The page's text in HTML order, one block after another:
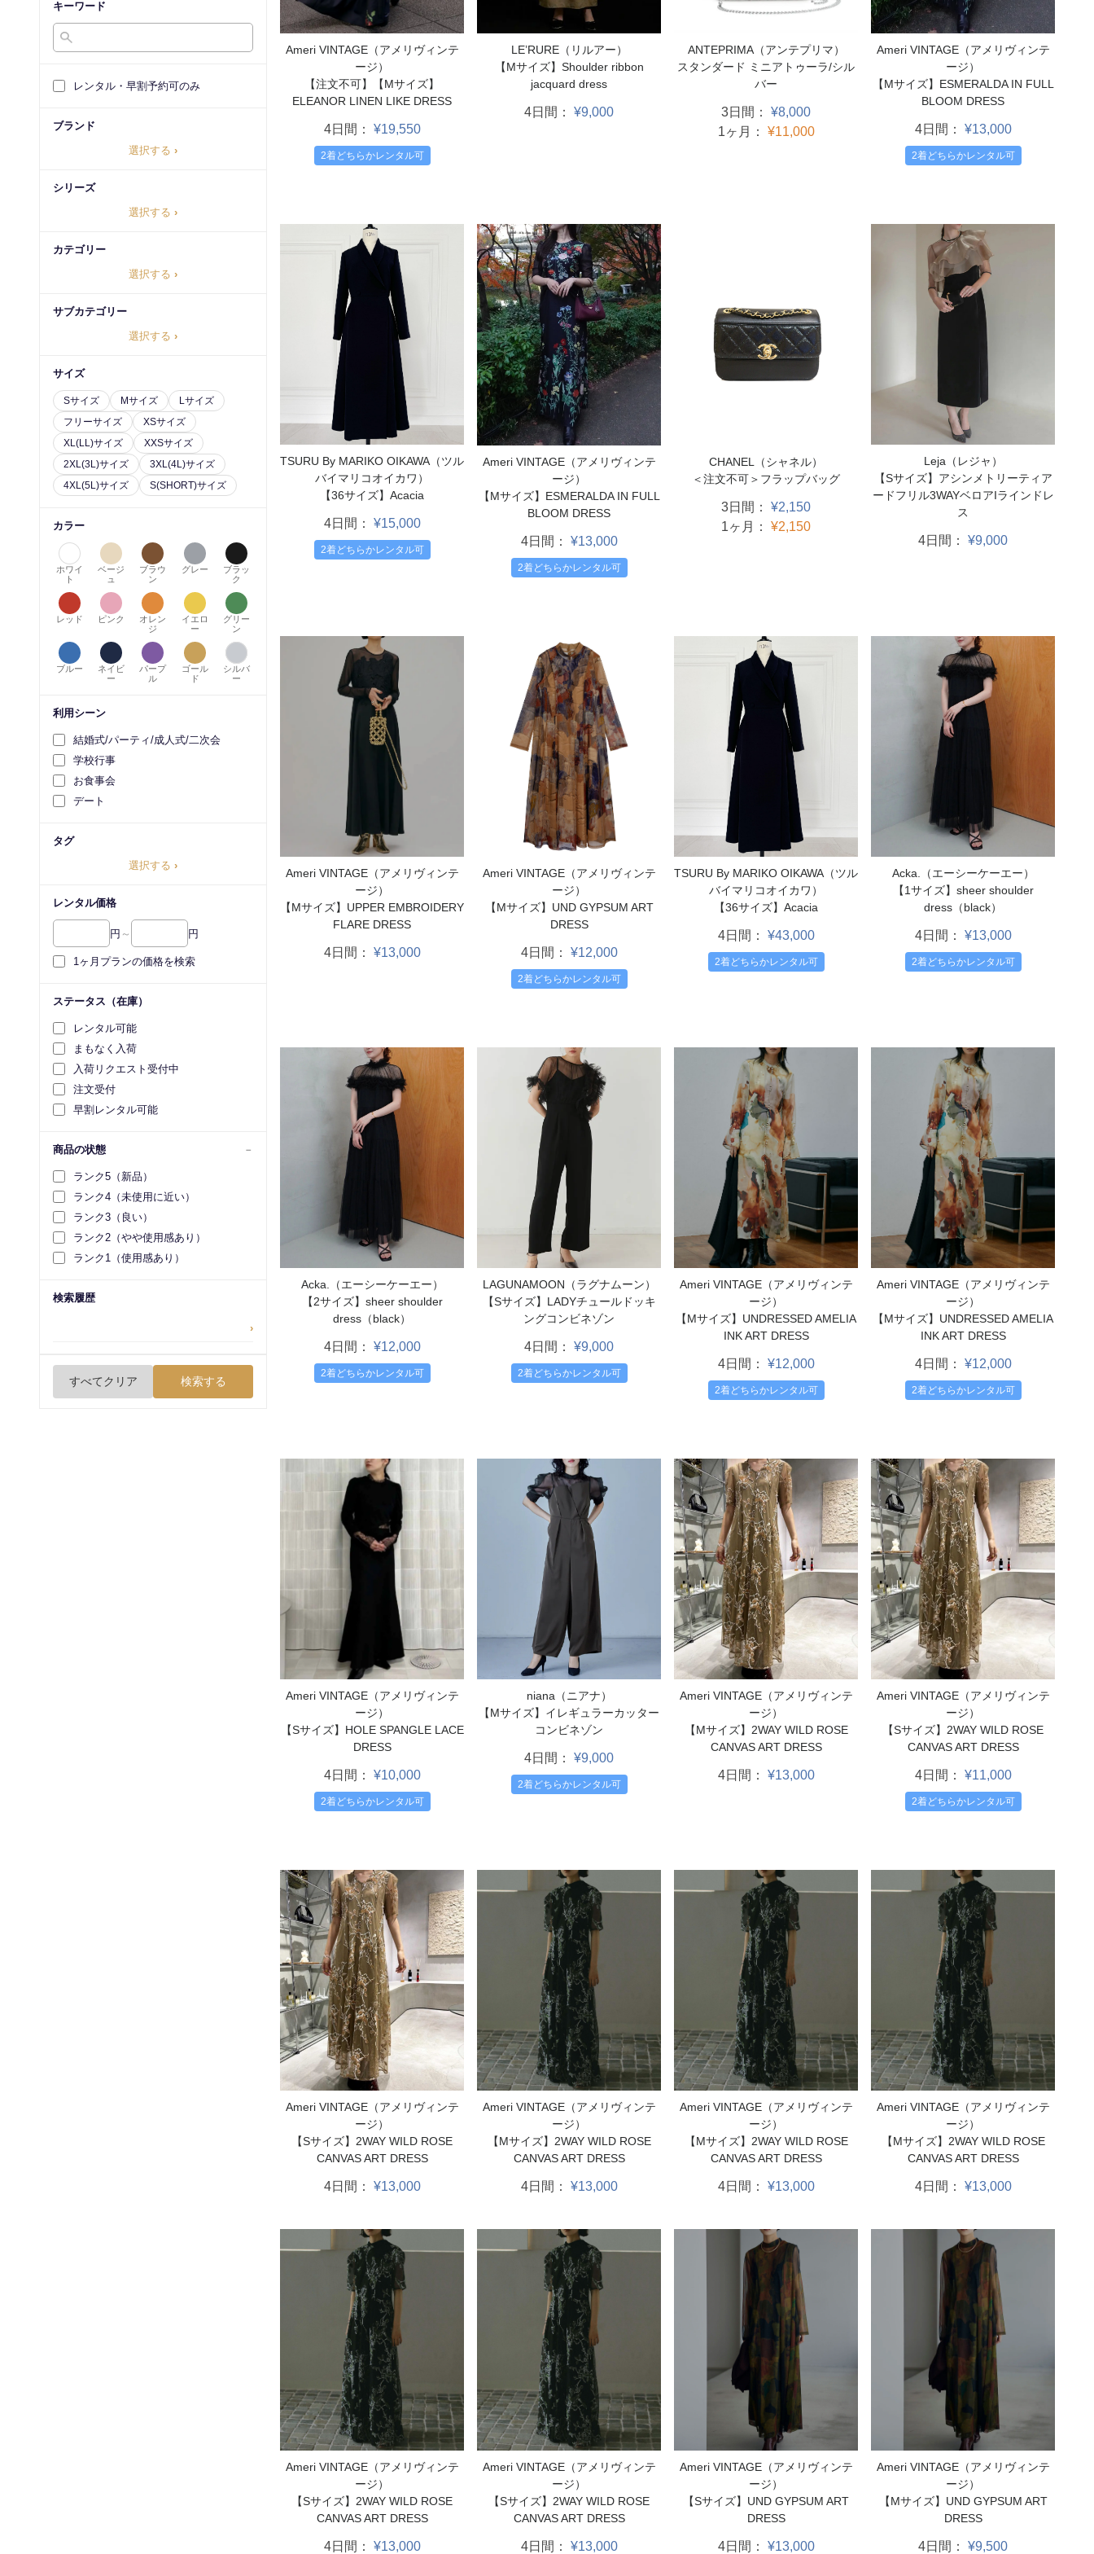
キーワード
レンタル・早割予約可のみ
ブランド
選択する ›
シリーズ
選択する ›
カテゴリー
選択する ›
サブカテゴリー
選択する ›
サイズ
Sサイズ Mサイズ
Lサイズ
フリーサイズ
XSサイズ
XL(LL)サイズ
XXSサイズ
2XL(3L)サイズ
3XL(4L)サイズ
4XL(5L)サイズ
S(SHORT)サイズ
カラー
ホワイ
ト
ベージ
ュ
ブラウ
ン
グレー
ブラッ
ク
レッド ピンク
オレン
ジ
イエロ
ー
グリー
ン
ブルー
ネイビ
ー
パープ
ル
ゴール
ド
シルバ
ー
利用シーン
結婚式/パーティ/成人式/二次会
学校行事
お食事会
デート
タグ
選択する ›
レンタル価格
円 ～ 円
1ヶ月プランの価格を検索
ステータス（在庫）
レンタル可能
まもなく入荷
入荷リクエスト受付中
注文受付
早割レンタル可能
商品の状態
ランク5（新品）
ランク4（未使用に近い）
ランク3（良い）
ランク2（やや使用感あり）
ランク1（使用感あり）
検索履歴
›
すべてクリア 検索する
Ameri VINTAGE（アメリヴィンテ
ージ）
【注文不可】【Mサイズ】
ELEANOR LINEN LIKE DRESS
4日間： ¥19,550
2着どちらかレンタル可
LE’RURE（リルアー）
【Mサイズ】Shoulder ribbon
jacquard dress
4日間： ¥9,000
ANTEPRIMA（アンテプリマ）
スタンダード ミニアトゥーラ/シル
バー
3日間： ¥8,000
1ヶ月： ¥11,000
Ameri VINTAGE（アメリヴィンテ
ージ）
【Mサイズ】ESMERALDA IN FULL
BLOOM DRESS
4日間： ¥13,000
2着どちらかレンタル可
TSURU By MARIKO OIKAWA（ツル
バイマリコオイカワ）
【36サイズ】Acacia
4日間： ¥15,000
2着どちらかレンタル可
Ameri VINTAGE（アメリヴィンテ
ージ）
【Mサイズ】ESMERALDA IN FULL
BLOOM DRESS
4日間： ¥13,000
2着どちらかレンタル可
CHANEL（シャネル）
＜注文不可＞フラップバッグ
3日間： ¥2,150
1ヶ月： ¥2,150
Leja（レジャ）
【Sサイズ】アシンメトリーティア
ードフリル3WAYベロアIラインドレ
ス
4日間： ¥9,000
Ameri VINTAGE（アメリヴィンテ
ージ）
【Mサイズ】UPPER EMBROIDERY
FLARE DRESS
4日間： ¥13,000
Ameri VINTAGE（アメリヴィンテ
ージ）
【Mサイズ】UND GYPSUM ART
DRESS
4日間： ¥12,000
2着どちらかレンタル可
TSURU By MARIKO OIKAWA（ツル
バイマリコオイカワ）
【36サイズ】Acacia
4日間： ¥43,000
2着どちらかレンタル可
Acka.（エーシーケーエー）
【1サイズ】sheer shoulder
dress（black）
4日間： ¥13,000
2着どちらかレンタル可
Acka.（エーシーケーエー）
【2サイズ】sheer shoulder
dress（black）
4日間： ¥12,000
2着どちらかレンタル可
LAGUNAMOON（ラグナムーン）
【Sサイズ】LADYチュールドッキ
ングコンビネゾン
4日間： ¥9,000
2着どちらかレンタル可
Ameri VINTAGE（アメリヴィンテ
ージ）
【Mサイズ】UNDRESSED AMELIA
INK ART DRESS
4日間： ¥12,000
2着どちらかレンタル可
Ameri VINTAGE（アメリヴィンテ
ージ）
【Mサイズ】UNDRESSED AMELIA
INK ART DRESS
4日間： ¥12,000
2着どちらかレンタル可
Ameri VINTAGE（アメリヴィンテ
ージ）
【Sサイズ】HOLE SPANGLE LACE
DRESS
4日間： ¥10,000
2着どちらかレンタル可
niana（ニアナ）
【Mサイズ】イレギュラーカッター
コンビネゾン
4日間： ¥9,000
2着どちらかレンタル可
Ameri VINTAGE（アメリヴィンテ
ージ）
【Mサイズ】2WAY WILD ROSE
CANVAS ART DRESS
4日間： ¥13,000
Ameri VINTAGE（アメリヴィンテ
ージ）
【Sサイズ】2WAY WILD ROSE
CANVAS ART DRESS
4日間： ¥11,000
2着どちらかレンタル可
Ameri VINTAGE（アメリヴィンテ
ージ）
【Sサイズ】2WAY WILD ROSE
CANVAS ART DRESS
4日間： ¥13,000
Ameri VINTAGE（アメリヴィンテ
ージ）
【Mサイズ】2WAY WILD ROSE
CANVAS ART DRESS
4日間： ¥13,000
Ameri VINTAGE（アメリヴィンテ
ージ）
【Mサイズ】2WAY WILD ROSE
CANVAS ART DRESS
4日間： ¥13,000
Ameri VINTAGE（アメリヴィンテ
ージ）
【Mサイズ】2WAY WILD ROSE
CANVAS ART DRESS
4日間： ¥13,000
Ameri VINTAGE（アメリヴィンテ
ージ）
【Sサイズ】2WAY WILD ROSE
CANVAS ART DRESS
4日間： ¥13,000
Ameri VINTAGE（アメリヴィンテ
ージ）
【Sサイズ】2WAY WILD ROSE
CANVAS ART DRESS
4日間： ¥13,000
Ameri VINTAGE（アメリヴィンテ
ージ）
【Sサイズ】UND GYPSUM ART
DRESS
4日間： ¥13,000
Ameri VINTAGE（アメリヴィンテ
ージ）
【Mサイズ】UND GYPSUM ART
DRESS
4日間： ¥9,500